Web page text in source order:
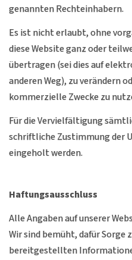
genannten Rechteinhabern.
Es ist nicht erlaubt, ohne
diese Website ganz oder
übertragen (sei dies auf
anderen Weg), zu verändern
kommerzielle Zwecke zu
Für die Vervielfältigung
schriftliche Zustimmung der
eingeholt werden.
Haftungsausschluss
Alle Angaben auf unserer
Wir sind bemüht, dafür Sorge
bereitgestellten